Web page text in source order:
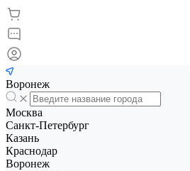
Воронеж
Москва
Санкт-Петербург
Казань
Краснодар
Воронеж